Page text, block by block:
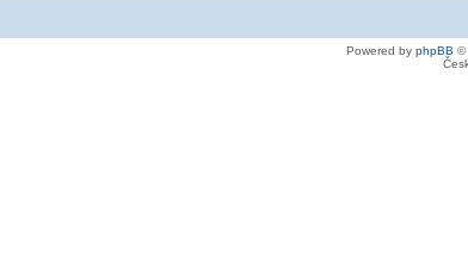
Powered by phpBB ©